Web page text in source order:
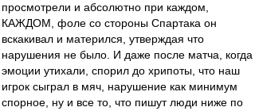
просмотрели и абсолютно при каждом,
КАЖДОМ, фоле со стороны Спартака он
вскакивал и матерился, утверждая что
нарушения не было. И даже после матча, когда
эмоции утихали, спорил до хрипоты, что наш
игрок сыграл в мяч, нарушение как минимум
спорное, ну и все то, что пишут люди ниже по